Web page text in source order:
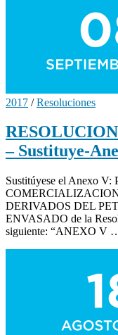
2017 /Resoluciones
– Sustituye-
Sustitúyese el Anexo
DERIVADOS DEL
ENVASADO de la
siguiente: “ANEXO V